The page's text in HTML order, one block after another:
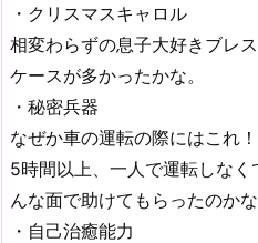
・クリスマスキャロル
相変わらずの息子大好きブレ
ケースが多かったかな。
・秘密兵器
なぜか車の運転の際にはこれ
5時間以上、一人で運転しな
んな面で助けてもらったのかな
・自己治癒能力